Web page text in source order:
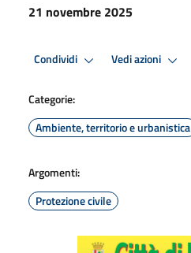
21 novembre 2025
Condividi Vedi azioni
Categorie:
Ambiente, territorio e urbanistica
Argomenti:
Protezione civile